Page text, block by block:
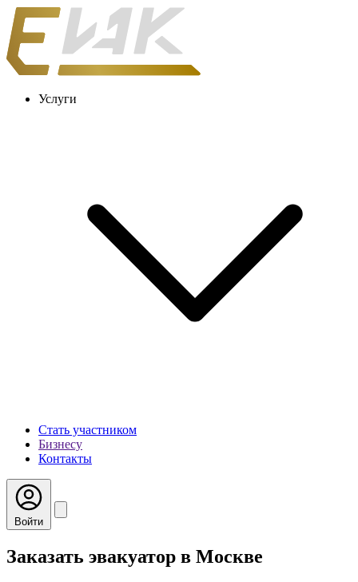
Услуги
Стать участником
Бизнесу
Контакты
Войти
Заказать эвакуатор в Москве